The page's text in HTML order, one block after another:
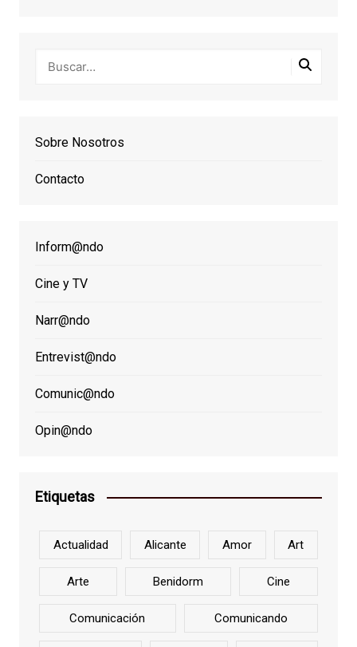
Sobre Nosotros
Contacto
Inform@ndo
Cine y TV
Narr@ndo
Entrevist@ndo
Comunic@ndo
Opin@ndo
Etiquetas
Actualidad Alicante Amor Art
Arte Benidorm Cine
Comunicación Comunicando